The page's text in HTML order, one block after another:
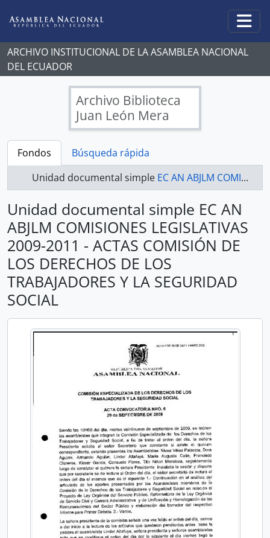
ARCHIVO INSTITUCIONAL DE LA ASAMBLEA NACIONAL
DEL ECUADOR
Archivo Biblioteca
Juan León Mera
Fondos
Búsqueda rápida
Unidad documental simple EC AN ABJLM COMISIONES LEGISLATIVAS 2009-2011 - ACTAS COMISIÓN DE LOS DERECHOS DE LOS TRABAJADORES Y LA SEGURIDAD SOCIAL
Unidad documental simple EC AN
ABJLM COMISIONES LEGISLATIVAS
2009-2011 - ACTAS COMISIÓN DE
LOS DERECHOS DE LOS
TRABAJADORES Y LA SEGURIDAD
SOCIAL